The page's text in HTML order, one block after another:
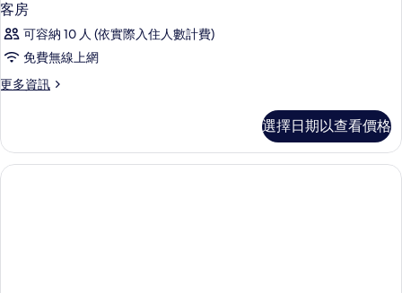
客房
可容納 10 人 (依實際入住人數計費)
免費無線上網
更多資訊
更
的
詳
情
選擇日期以查看價格